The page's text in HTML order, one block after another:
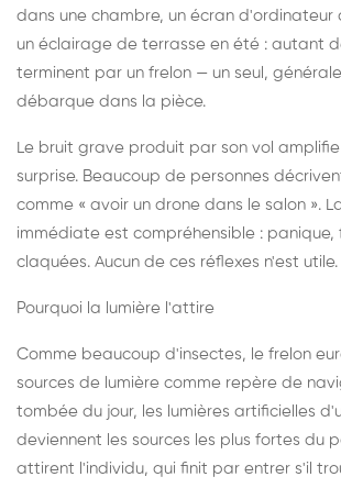
dans une chambre, un écran d'ordinateur
un éclairage de terrasse en été : autant
terminent par un frelon — un seul,
débarque dans la pièce.
Le bruit grave produit par son vol
surprise. Beaucoup de personnes
comme « avoir un drone dans le salon ».
immédiate est compréhensible : panique,
claquées. Aucun de ces réflexes n'est utile.
Pourquoi la lumière l'attire
Comme beaucoup d'insectes, le frelon
sources de lumière comme repère de
tombée du jour, les lumières artificielles
deviennent les sources les plus fortes du
attirent l'individu, qui finit par entrer s'il